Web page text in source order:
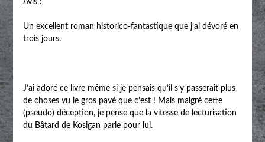
Un excellent roman historico-fantastique que j’ai dévoré en
trois jours.
J’ai adoré ce livre même si je pensais qu’il s’y passerait plus
de choses vu le gros pavé que c’est ! Mais malgré cette
(pseudo) déception, je pense que la vitesse de lecturisation
du Bâtard de Kosigan parle pour lui.